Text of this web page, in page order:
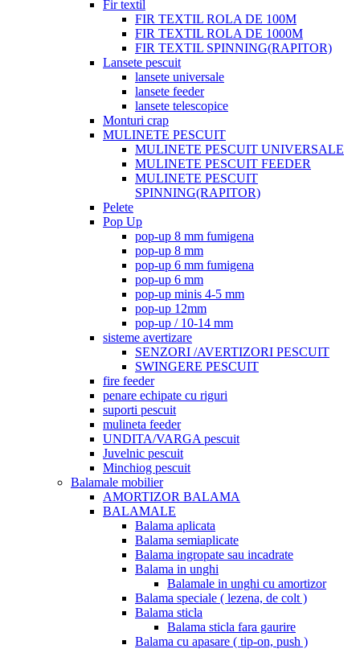
Fir textil
FIR TEXTIL ROLA DE 100M
FIR TEXTIL ROLA DE 1000M
FIR TEXTIL SPINNING(RAPITOR)
Lansete pescuit
lansete universale
lansete feeder
lansete telescopice
Monturi crap
MULINETE PESCUIT
MULINETE PESCUIT UNIVERSALE
MULINETE PESCUIT FEEDER
MULINETE PESCUIT
SPINNING(RAPITOR)
Pelete
Pop Up
pop-up 8 mm fumigena
pop-up 8 mm
pop-up 6 mm fumigena
pop-up 6 mm
pop-up minis 4-5 mm
pop-up 12mm
pop-up / 10-14 mm
sisteme avertizare
SENZORI /AVERTIZORI PESCUIT
SWINGERE PESCUIT
fire feeder
penare echipate cu riguri
suporti pescuit
mulineta feeder
UNDITA/VARGA pescuit
Juvelnic pescuit
Minchiog pescuit
Balamale mobilier
AMORTIZOR BALAMA
BALAMALE
Balama aplicata
Balama semiaplicate
Balama ingropate sau incadrate
Balama in unghi
Balamale in unghi cu amortizor
Balama speciale ( lezena, de colt )
Balama sticla
Balama sticla fara gaurire
Balama cu apasare ( tip-on, push )